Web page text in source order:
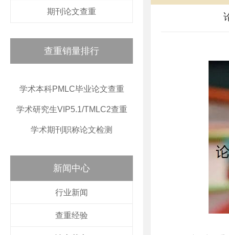
期刊论文查重
查重销量排行
学术本科PMLC毕业论文查重
学术研究生VIP5.1/TMLC2查重
学术期刊职称论文检测
新闻中心
行业新闻
查重经验